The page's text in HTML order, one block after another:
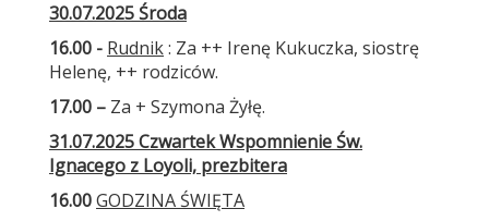
30.07.2025 Środa
16.00 - Rudnik: Za ++ Irenę Kukuczka, siostrę
Helenę, ++ rodziców.
17.00 – Za + Szymona Żyłę.
31.07.2025 Czwartek Wspomnienie Św.
Ignacego z Loyoli, prezbitera
16.00GODZINA ŚWIĘTA